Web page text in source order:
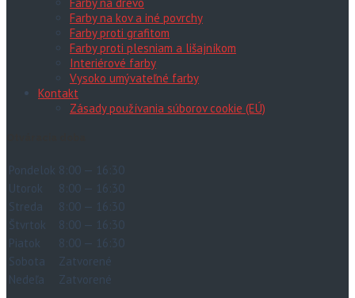
Farby na kov a iné povrchy
Farby proti grafitom
Farby proti plesniam a lišajníkom
Interiérové farby
Vysoko umývateľné farby
Kontakt
Zásady používania súborov cookie (EÚ)
Pondelok 8:00 — 16:30
Utorok
8:00 — 16:30
Streda
8:00 — 16:30
Štvrtok
8:00 — 16:30
Piatok
8:00 — 16:30
Sobota
Zatvorené
Nedeľa
Zatvorené